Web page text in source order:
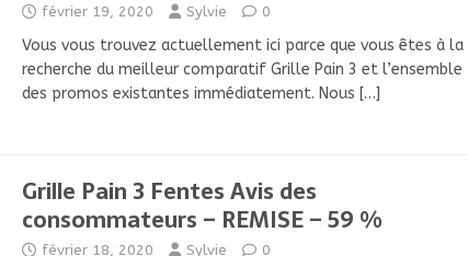
février 19, 2020 Sylvie 0
Vous vous trouvez actuellement ici parce que vous êtes à la
recherche du meilleur comparatif Grille Pain 3 et l’ensemble
des promos existantes immédiatement. Nous […]
Grille Pain 3 Fentes Avis des
consommateurs – REMISE – 59 %
février 18, 2020 Sylvie 0